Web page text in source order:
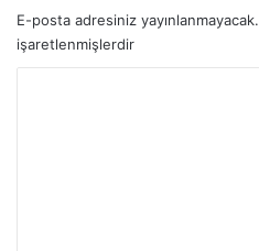
E-posta adresiniz yayınlanmayacak.
işaretlenmişlerdir